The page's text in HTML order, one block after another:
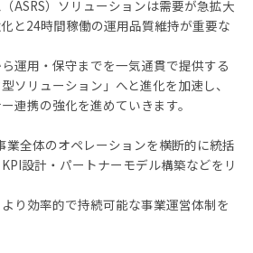
ASRS）ソリューションは需要が急拡大
と24時間稼働の運用品質維持が重要な
運用・保守までを一気通貫で提供する
ソリューション」へと進化を加速し、
連携の強化を進めていきます。
業全体のオペレーションを横断的に統括
設計・パートナーモデル構築などをリ
り効率的で持続可能な事業運営体制を